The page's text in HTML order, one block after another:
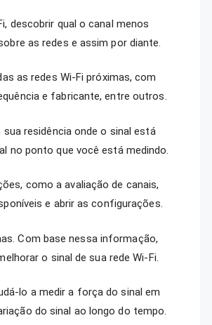
descobrir qual o canal menos
as redes e assim por diante.
as redes Wi-Fi próximas, com
e fabricante, entre outros.
residência onde o sinal está
no ponto que você está medindo.
como a avaliação de canais,
e abrir as configurações.
Com base nessa informação,
o sinal de sua rede Wi-Fi.
lo a medir a força do sinal em
do sinal ao longo do tempo.